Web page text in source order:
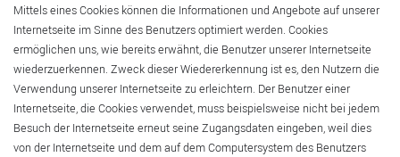
Mittels eines Cookies können die Informationen und Angebote auf unserer
Internetseite im Sinne des Benutzers optimiert werden. Cookies
ermöglichen uns, wie bereits erwähnt, die Benutzer unserer Internetseite
wiederzuerkennen. Zweck dieser Wiedererkennung ist es, den Nutzern die
Verwendung unserer Internetseite zu erleichtern. Der Benutzer einer
Internetseite, die Cookies verwendet, muss beispielsweise nicht bei jedem
Besuch der Internetseite erneut seine Zugangsdaten eingeben, weil dies
von der Internetseite und dem auf dem Computersystem des Benutzers